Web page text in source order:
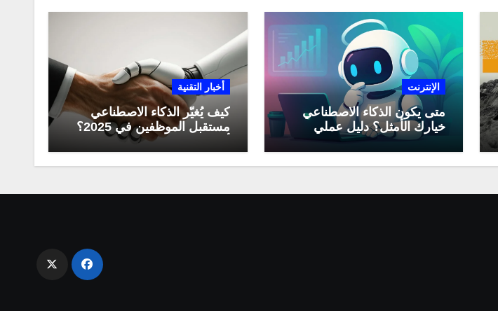
الإنترنت
متى يكون الذكاء الاصطناعي
خيارك الأمثل؟ دليل عملي
لاستخدامه في العمل اليومي
أخبار التقنية
كيف يُغيّر الذكاء الاصطناعي
مستقبل الموظفين في 2025؟
أبرز التحولات المهنية